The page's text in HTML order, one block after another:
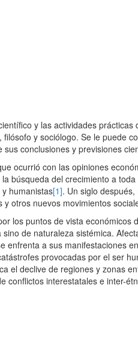
y las actividades prácticas
filósofo y sociólogo. Se le puede
sus conclusiones y previsiones
ocurrió con las opiniones
búsqueda del crecimiento a
humanistas[1]. Un siglo
y otros nuevos movimientos
los puntos de vista
sino de naturaleza sistémica.
enfrenta a sus manifestaciones
provocadas por el ser
el declive de regiones y zonas
conflictos interestatales e inter-